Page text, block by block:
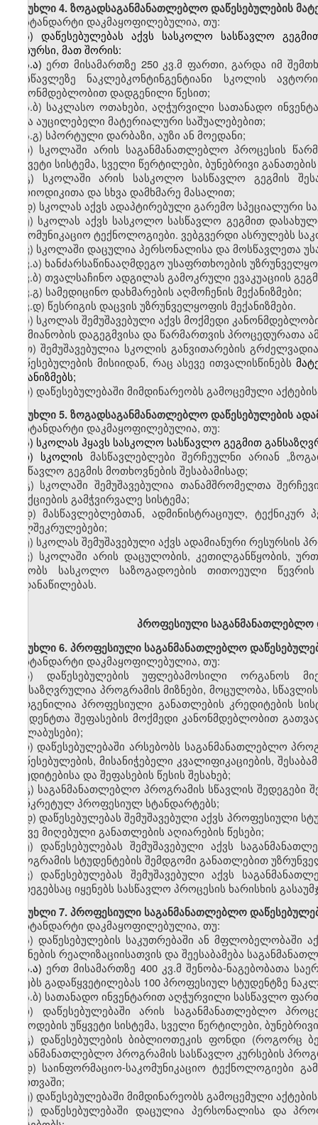
მუხლი4. ზოგადსაგანმანათლებლო დაწესებულების
სტანდარტი დაკმაყოფილებულია, თუ:
ა) დაწესებულებას აქვს სასკოლო სასწავლო
რესურსი, მათ შორის:
ა.ა) ერთ მისამართზე 250 კვ.მ ფართი, გარდა იმ
მოსწავლეზე ნაკლებკონტინგენტიანი სკოლის
კანონმდებლობით დადგენილი წესით;
ა.ბ) საკლასო ოთახები, აღჭურვილი სათანადო
სხვა აუცილებელი მატერიალური საშუალებებით;
ა.გ) სპორტული დარბაზი, აუზი ან მოედანი;
ბ) სკოლაში არის საგანმანათლებლო პროცესის
უწყვეტი სისტემა, სველი წერტილები, ბუნებრივი
გ)
სკოლაში არის სასკოლო სასწავლო გეგმის
პერიოდიკითა და სხვა დამხმარე მასალით;
დ) სკოლას აქვს ადაპტირებული გარემო სპეციალური
ე) სკოლას აქვს სასკოლო სასწავლო გეგმით
საკომუნიკაციო ტექნოლოგიები. ვებგვერდი ასრულებს
ვ) სკოლაში დაცულია პერსონალისა და მოსწავლეთა
ვ.ა) ხანძარსაწინააღმდეგო უსაფრთხოების
ვ.ბ) თვალსაჩინო ადგილას გამოკრული ევაკუაციის
ვ.გ) სამედიცინო დახმარების აღმოჩენის მექანიზმები;
ვ.დ) წესრიგის დაცვის უზრუნველყოფის მექანიზმები.
ზ) სკოლას შემუშავებული აქვს მოქმედი
საქმიანობის დაგეგმვისა და წარმართვის პროცედურათა
თ) შემუშავებულია სკოლის განვითარების
დაწესებულების მისიიდან, რაც ასევე ითვალისწინებს
მექანიზმებს;
ი) დაწესებულებაში მიმდინარეობს გამოცემული
მუხლი5. ზოგადსაგანმანათლებლო დაწესებულების
სტანდარტი დაკმაყოფილებულია, თუ:
ა) სკოლას ჰყავს სასკოლო სასწავლო გეგმით
ბ) სკოლის მასწავლებლები შერჩეულნი არიან
სასწავლო გეგმის მოთხოვნების შესაბამისად;
გ) სკოლაში შემუშავებულია თანამშრომელთა
სანქციების გამჭვირვალე სისტემა;
დ) მასწავლებლებთან, ადმინისტრაციულ,
ხელშეკრულებები;
ე) სკოლას შემუშავებული აქვს ადამიანური რესურსის
ვ) სკოლაში არის დაცულობის, კეთილგანწყობის,
უწყობს სასკოლო საზოგადოების თითოეული წევრის
გადანაწილებას.
პროფესიული საგანმანათლებლო
მუხლი6. პროფესიული საგანმანათლებლო
სტანდარტი დაკმაყოფილებულია, თუ:
ა)
დაწესებულებისუფლებამოსილი ორგანოს
განსაზღვრულია პროგრამის მიზნები, მოცულობა,
შედგენილიაპროფესიული განათლების კრედიტების
სტუდენტთა შეფასების მოქმედი კანონმდებლობით
(სილაბუსები);
ბ) დაწესებულებაში არსებობს საგანმანათლებლო
დაწესებულების, მისანიჭებელი კვალიფიკაციების,
კრედიტებისა და შეფასების წესის შესახებ;
გ) საგანმანათლებლო პროგრამის სწავლის შედეგები
კონკრეტულპროფესიულ სტანდარტებს;
დ) დაწესებულებას შემუშავებული აქვს პროფესიული
ასევე მიღებული განათლების აღიარების წესები;
ე) დაწესებულებას შემუშავებული აქვს
პროგრამის სტუდენტების შემდგომი განათლებით
ვ) დაწესებულებას შემუშავებული აქვს
შედეგებსაც იყენებს სასწავლო პროცესის ხარისხის
მუხლი7. პროფესიული საგანმანათლებლო
სტანდარტი დაკმაყოფილებულია, თუ:
ა) დაწესებულების საკუთრებაში ან მფლობელობაში
მიზნების რეალიზაციისათვის და შეესაბამება
ა.ა) ერთ მისამართზე 400 კვ.მ შენობა-ნაგებობათა
იღებს გადაწყვეტილებას 100პროფესიულ სტუდენტზე
ა.ბ) სათანადო ინვენტარით აღჭურვილი სასწავლო
ბ)
დაწესებულებაში არის საგანმანათლებლო
მიწოდების უწყვეტი სისტემა, სველი წერტილები,
გ) დაწესებულების ბიბლიოთეკის ფონდი (როგორც
საგანმანათლებლო პროგრამის სასწავლო კურსების
დ) საინფორმაციო-საკომუნიკაციო ტექნოლოგიები
მართვაში;
ე) დაწესებულებაში მიმდინარეობს გამოცემული
ვ) დაწესებულებაში დაცულია პერსონალისა და